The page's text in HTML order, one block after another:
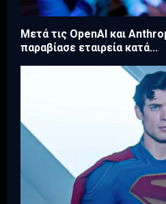
Μετά τις OpenAI και
παραβίασε εταιρεία κατά...